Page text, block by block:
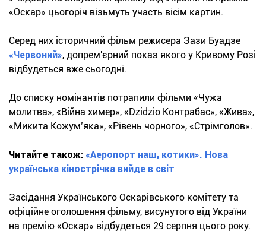
«Оскар» цьогоріч візьмуть участь вісім картин.
Серед них історичний фільм режисера Зази Буадзе
«Червоний», допрем'єрний показ якого у Кривому Розі
відбудеться вже сьогодні.
До списку номінантів потрапили фільми «Чужа
молитва», «Війна химер», «Dzidzio Контрабас», «Жива»,
«Микита Кожум’яка», «Рівень чорного», «Стрімголов».
Читайте також: «Аеропорт наш, котики». Нова
українська кінострічка вийде в світ
Засідання Українського Оскарівського комітету та
офіційне оголошення фільму, висунутого від України
на премію «Оскар» відбудеться 29 серпня цього року.